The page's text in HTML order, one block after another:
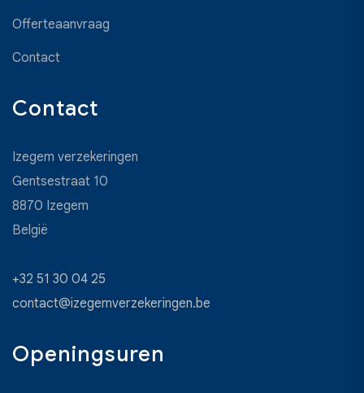
Offerteaanvraag
Contact
Contact
Izegem verzekeringen
Gentsestraat 10
8870 Izegem
België
+32 51 30 04 25
contact@izegemverzekeringen.be
Openingsuren